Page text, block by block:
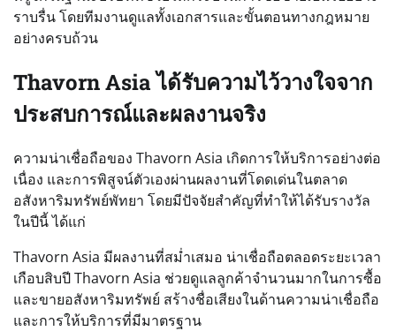
ราบรื่น โดยทีมงานดูแลทั้งเอกสารและขั้นตอนทางกฎหมาย
อย่างครบถ้วน
Thavorn Asia ได้รับความไว้วางใจจาก
ประสบการณ์และผลงานจริง
ความน่าเชื่อถือของ Thavorn Asia เกิดการให้บริการอย่างต่อ
เนื่อง และการพิสูจน์ตัวเองผ่านผลงานที่โดดเด่นในตลาด
อสังหาริมทรัพย์พัทยา โดยมีปัจจัยสำคัญที่ทำให้ได้รับรางวัล
ในปีนี้ ได้แก่
Thavorn Asia มีผลงานที่สม่ำเสมอ น่าเชื่อถือตลอดระยะเวลา
เกือบสิบปี Thavorn Asia ช่วยดูแลลูกค้าจำนวนมากในการซื้อ
และขายอสังหาริมทรัพย์ สร้างชื่อเสียงในด้านความน่าเชื่อถือ
และการให้บริการที่มีมาตรฐาน